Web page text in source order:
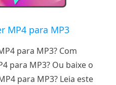
MP4 para MP3
para MP3? Com
para MP3? Ou baixe o
para MP3? Leia este